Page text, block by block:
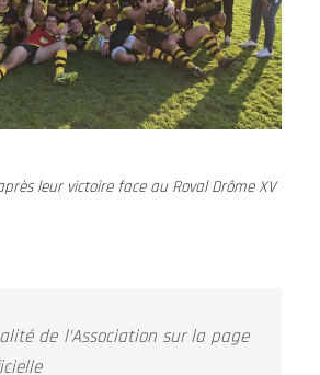
leur victoire face au Roval Drôme XV
de l’Association sur la page